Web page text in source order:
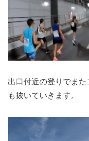
出口付近の登りでま
も抜いていきます。